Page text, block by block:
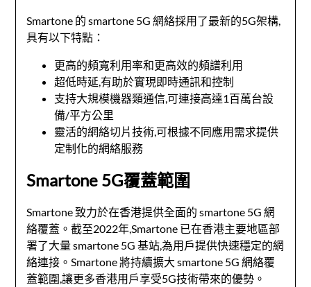
Smartone 的 smartone 5G 網絡採用了最新的5G架構,
具有以下特點：
更高的頻寬利用率和更高效的頻譜利用
超低時延,有助於實現即時通訊和控制
支持大規模機器類通信,可連接高達1百萬台設
備/平方公里
靈活的網絡切片技術,可根據不同應用需求提供
定制化的網絡服務
Smartone 5G覆蓋範圍
Smartone 致力於在香港提供全面的 smartone 5G 網
絡覆蓋。截至2022年,Smartone 已在香港主要地區部
署了大量 smartone 5G 基站,為用戶提供快速穩定的網
絡連接。Smartone 將持續擴大 smartone 5G 網絡覆
蓋範圍,讓更多香港用戶享受5G技術帶來的優勢。